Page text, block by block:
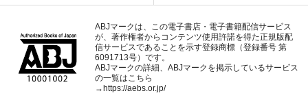
ABJマークは、この電子書店・電子書籍配信サービス
が、著作権者からコンテンツ使用許諾を得た正規版配
信サービスであることを示す登録商標（登録番号 第
6091713号）です。
ABJマークの詳細、ABJマークを掲示しているサービス
の一覧はこちら
→https://aebs.or.jp/